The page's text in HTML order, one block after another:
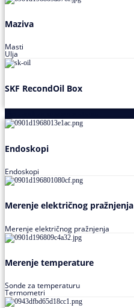
Maziva
Masti
Ulja
SKF RecondOil Box
Endoskopi
Endoskopi
Merenje električnog pražnjenja
Merenje električnog pražnjenja
Merenje temperature
Sonde za temperaturu
Termometri